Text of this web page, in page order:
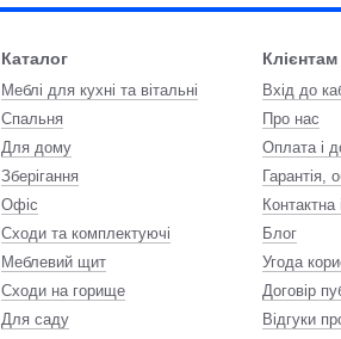
Каталог
Меблі для кухні та вітальні
Спальня
Для дому
Зберігання
Офіс
Сходи та комплектуючі
Меблевий щит
Сходи на горище
Для саду
Клієнтам
Вхід до
Про нас
Оплата і
Гарантія,
Контактна
Блог
Угода
Договір
Відгуки